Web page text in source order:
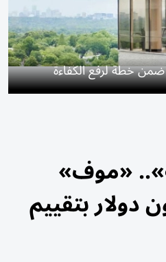
«موف»
مليون دولار بتقييم